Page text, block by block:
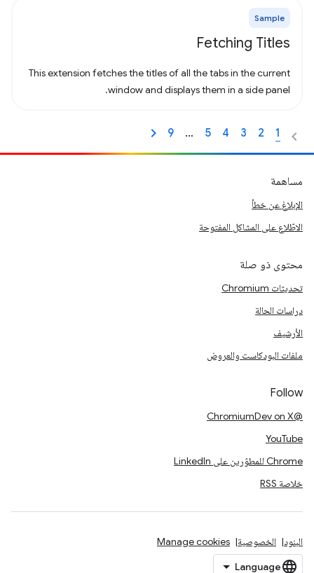
Sample
Fetching Titles
This extension fetches the titles of all the tabs in the current
window and displays them in a side panel.
1
2
3
4
5
…
9
مساهمة
الإبلاغ عن خطأ
الاطّلاع على المشاكل المفتوحة
محتوى ذو صلة
تحديثات Chromium
دراسات الحالة
الأرشيف
ملفات البودكاست والعروض
Follow
@ChromiumDev on X
YouTube
Chrome للمطوّرين على LinkedIn
خلاصة RSS
البنود الخصوصية Manage cookies